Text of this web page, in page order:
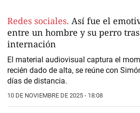
Redes sociales. Así fue el
entre un hombre y su perro
internación
El material audiovisual captura el
recién dado de alta, se reúne con
días de distancia.
10 DE NOVIEMBRE DE 2025 - 18:08